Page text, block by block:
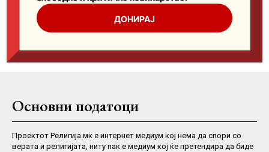
Основни податоци
Проектот Религија.мк е интернет медиум кој нема да спори со
верата и религијата, ниту пак е медиум кој ќе претендира да биде